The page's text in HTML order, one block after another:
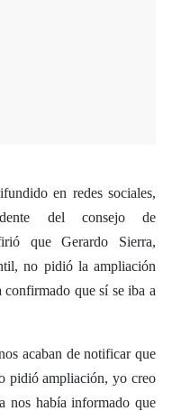
en redes sociales,
del consejo de
que Gerardo Sierra,
no pidió la ampliación
confirmado que sí se iba a
acaban de notificar que
pidió ampliación, yo creo
nos había informado que